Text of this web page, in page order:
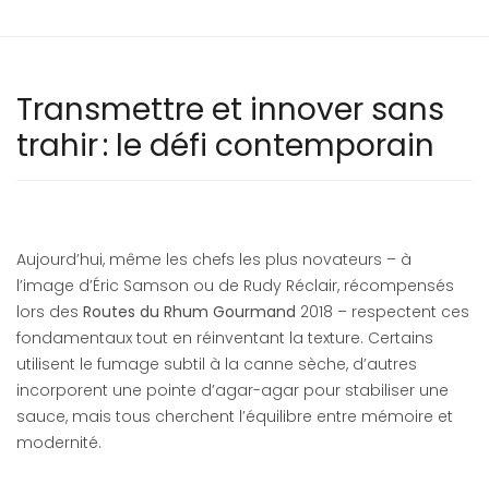
Transmettre et innover sans
trahir : le défi contemporain
Aujourd’hui, même les chefs les plus novateurs – à
l’image d’Éric Samson ou de Rudy Réclair, récompensés
lors des Routes du Rhum Gourmand 2018 – respectent ces
fondamentaux tout en réinventant la texture. Certains
utilisent le fumage subtil à la canne sèche, d’autres
incorporent une pointe d’agar-agar pour stabiliser une
sauce, mais tous cherchent l’équilibre entre mémoire et
modernité.